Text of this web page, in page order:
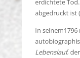
erdichtete
abgedruckt ist
In
Lebenslauf,